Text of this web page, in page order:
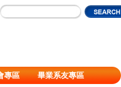
專區
畢業系友專區